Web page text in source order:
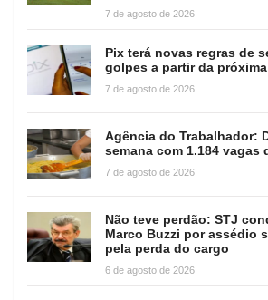
7 de agosto de 2026
Pix terá novas regras de
golpes a partir da
7 de agosto de 2026
Agência do Trabalhador:
semana com 1.184 vagas
7 de agosto de 2026
Não teve perdão: STJ
Marco Buzzi por assédio
pela perda do cargo
6 de agosto de 2026